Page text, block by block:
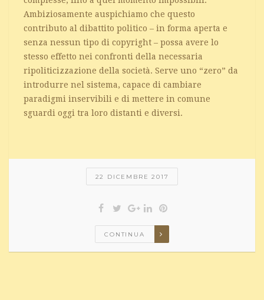
Ambiziosamente auspichiamo che questo
contributo al dibattito politico – in forma aperta e
senza nessun tipo di copyright – possa avere lo
stesso effetto nei confronti della necessaria
ripoliticizzazione della società. Serve uno “zero” da
introdurre nel sistema, capace di cambiare
paradigmi inservibili e di mettere in comune
sguardi oggi tra loro distanti e diversi.
22 DICEMBRE 2017
CONTINUA